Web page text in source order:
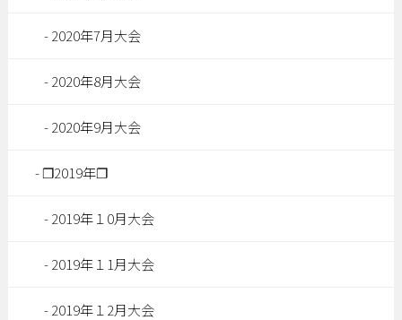
2020年7月大会
2020年8月大会
2020年9月大会
❐2019年❐
2019年１0月大会
2019年１1月大会
2019年１2月大会